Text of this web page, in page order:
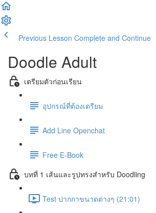
Previous Lesson Complete and Continue
Doodle Adult
เตรียมตัวก่อนเรียน
อุปกรณ์ที่ต้องเตรียม
Add Line Openchat
Free E-Book
บทที่ 1 เส้นและรูปทรงสำหรับ Doodling
Test ปากกาขนาดต่างๆ (21:01)